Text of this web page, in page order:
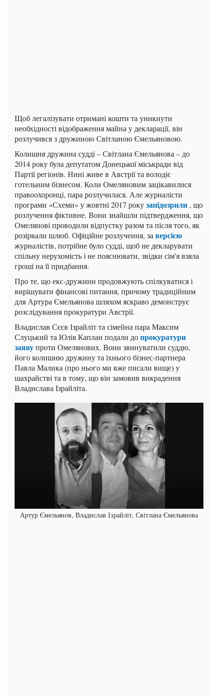
Щоб легалізувати отримані кошти та уникнути
необхідності відображення майна у декларації, він
розлучився з дружиною Світланою Ємельяновою.
Колишня дружина судді – Світлана Ємельянова – до
2014 року була депутатом Донецької міськради від
Партії регіонів. Нині живе в Австрії та володіє
готельним бізнесом. Коли Омеляновим зацікавилися
правоохоронці, пара розлучилася. Але журналісти
програми «Схеми» у жовтні 2017 рокузапідозрили , що
розлучення фіктивне. Вони знайшли підтвердження, що
Омелянові проводили відпустку разом та після того, як
розірвали шлюб. Офіційне розлучення, заверсією
журналістів, потрібне було судді, щоб не декларувати
спільну нерухомість і не пояснювати, звідки сім'я взяла
гроші на її придбання.
Про те, що екс-дружини продовжують спілкуватися і
вирішувати фінансові питання, причому традиційним
для Артура Ємельянова шляхом яскраво демонструє
розслідування прокуратури Австрії.
Владислав Сєєв Ізрайліт та сімейна пара Максим
Слуцький та Юлія Каплан подали допрокуратури
заявупроти Омелянових. Вони звинуватили суддю,
його колишню дружину та їхнього бізнес-партнера
Павла Малика (про нього ми вже писали вище) у
шахрайстві та в тому, що він замовив викрадення
Владислава Ізрайліта.
Артур Ємельянов, Владислав Ізрайліт, Світлана Ємельянова